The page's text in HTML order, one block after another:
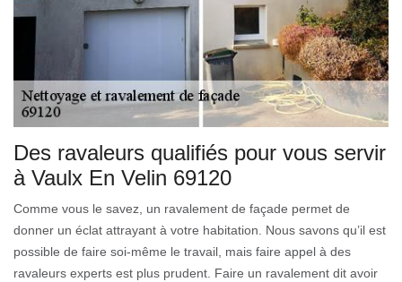
Des ravaleurs qualifiés pour vous servir
à Vaulx En Velin 69120
Comme vous le savez, un ravalement de façade permet de
donner un éclat attrayant à votre habitation. Nous savons qu’il est
possible de faire soi-même le travail, mais faire appel à des
ravaleurs experts est plus prudent. Faire un ravalement dit avoir